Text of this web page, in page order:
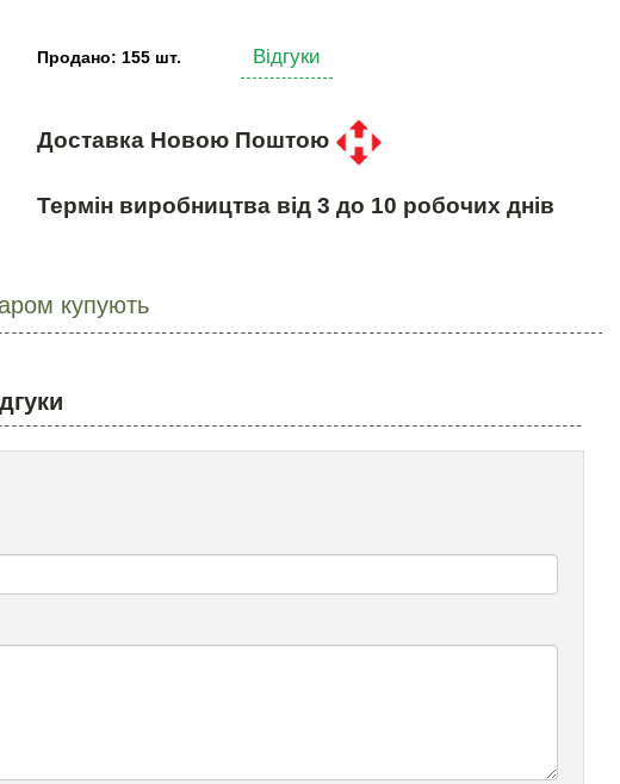
Продано: 155 шт. Відгуки
Доставка Новою Поштою
Термін виробництва від 3 до 10 робочих днів
купують